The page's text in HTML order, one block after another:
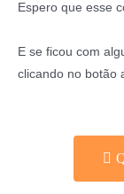
Espero que esse
E se ficou com
clicando no botão